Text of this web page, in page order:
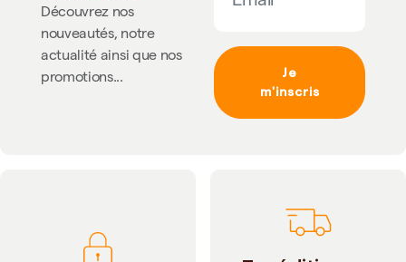
Découvrez nos
nouveautés, notre
actualité ainsi que nos
promotions...
Je
m'inscris